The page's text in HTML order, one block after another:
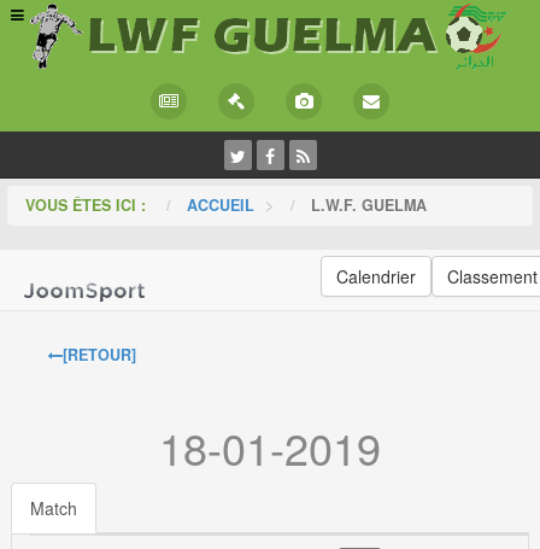
VOUS ÊTES ICI : ACCUEIL > L.W.F. GUELMA
Calendrier Classement
[RETOUR]
18-01-2019
Match